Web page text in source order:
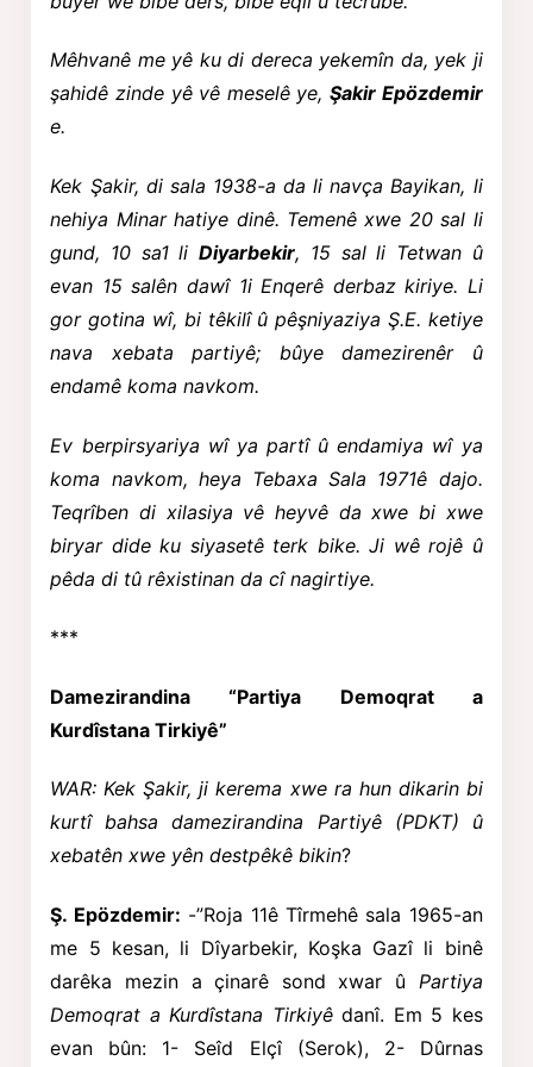
Mêhvanê me yê ku di dereca yekemîn da, yek ji
şahidê zinde yê vê meselê ye,Şakir Epözdemir
e.
Kek Şakir, di sala 1938-a da li navça Bayikan, li
nehiya Minar hatiye dinê. Temenê xwe 20 sal li
gund, 10 sa1 liDiyarbekir, 15 sal li Tetwan û
evan 15 salên dawî 1i Enqerê derbaz kiriye. Li
gor gotina wî, bi têkilî û pêşniyaziya Ş.E. ketiye
nava xebata partiyê; bûye damezirenêr û
endamê koma navkom.
Ev berpirsyariya wî ya partî û endamiya wî ya
koma navkom, heya Tebaxa Sala 1971ê dajo.
Teqrîben di xilasiya vê heyvê da xwe bi xwe
biryar dide ku siyasetê terk bike. Ji wê rojê û
pêda di tû rêxistinan da cî nagirtiye.
***
Damezirandina “Partiya Demoqrat a
KurdîstanaTirkiyê”
WAR: Kek Şakir, ji kerema xwe ra hun dikarin bi
kurtî bahsa damezirandina Partiyê (PDKT) û
xebatên xwe yên destpêkê bikin?
Ş. Epözdemir: -”Roja 11ê Tîrmehê sala 1965-an
me 5 kesan, li Dîyarbekir, Koşka Gazî li binê
darêka mezin a çinarê sond xwar û Partiya
Demoqrat a Kurdîstana Tirkiyêdanî. Em 5 kes
evan bûn: 1- Seîd Elçî (Serok), 2- Dûrnas